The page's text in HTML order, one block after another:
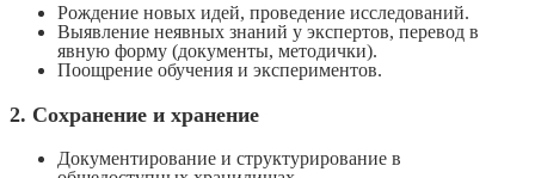
Рождение новых идей, проведение исследований.
Выявление неявных знаний у экспертов, перевод в
явную форму (документы, методички).
Поощрение обучения и экспериментов.
2. Сохранение и хранение
Документирование и структурирование в